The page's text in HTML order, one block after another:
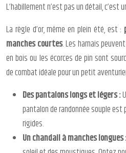
L’habillement n’est pas un détail, c’est
La règle d’or, même en plein été, est :
manches courtes. Les harnais
en bois ou les écorces de pin sont
de combat idéale pour un petit
Des pantalons longs et légers :
pantalon de randonnée souple
rigides.
Un chandail à manches longues